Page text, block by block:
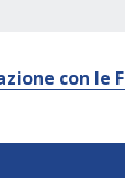
con le